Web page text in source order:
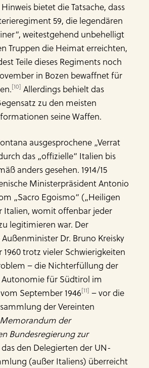
bietet die Tatsache, dass
59, die legendären
weitestgehend unbehelligt
Truppen die Heimat erreichten,
Teile dieses Regiments noch
in Bozen bewaffnet für
[10] Allerdings behielt das
zu den meisten
seine Waffen.
ausgesprochene „Verrat
das „offizielle“ Italien bis
anders gesehen. 1914/15
Ministerpräsident Antonio
„Sacro Egoismo“ („Heiligen
Italien, womit offenbar jeder
legitimieren war. Der
Dr. Bruno Kreisky
1960 trotz vieler Schwierigkeiten
– die Nichterfüllung der
für Südtirol im
September 1946[11] – vor die
der Vereinten
der
Bundesregierung zur
das den Delegierten der UN-
(außer Italiens) überreicht